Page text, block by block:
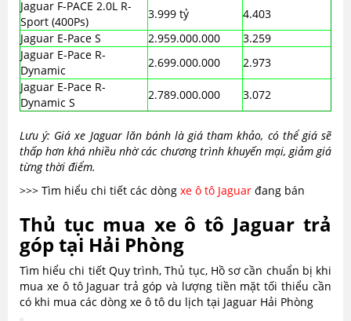
Jaguar F-PACE 2.0L R-
Sport (400Ps)
3.999 tỷ
4.403
Jaguar E-Pace S
2.959.000.000
3.259
Jaguar E-Pace R-
Dynamic
2.699.000.000
2.973
Jaguar E-Pace R-
Dynamic S
2.789.000.000 3.072
Lưu ý: Giá xe Jaguar lăn bánh là giá tham khảo, có thể giá sẽ
thấp hơn khá nhiều nhờ các chương trình khuyến mại, giảm giá
từng thời điểm.
>>> Tìm hiểu chi tiết các dòng xe ô tô Jaguar đang bán
Thủ tục mua xe ô tô Jaguar trả
góp tại Hải Phòng
Tìm hiểu chi tiết Quy trình, Thủ tục, Hồ sơ cần chuẩn bị khi
mua xe ô tô Jaguar trả góp và lượng tiền mặt tối thiểu cần
có khi mua các dòng xe ô tô du lịch tại Jaguar Hải Phòng